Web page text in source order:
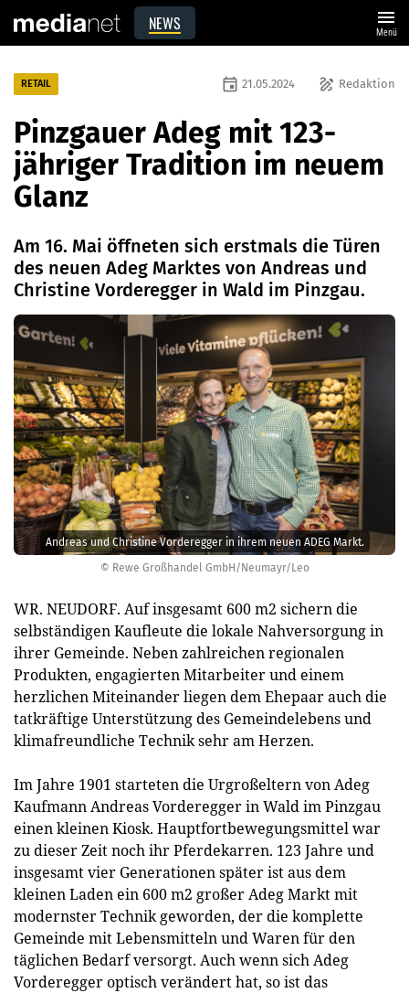
NEWS menu
Menü
© Rewe Großhandel GmbH/Neumayr/Leo
Andreas und Christine Vorderegger in ihrem neuen ADEG Markt.
RETAIL draw Redaktion
event 21.05.2024
Pinzgauer Adeg mit 123-
jähriger Tradition im neuem
Glanz
Am 16. Mai öffneten sich erstmals die Türen
des neuen Adeg Marktes von Andreas und
Christine Vorderegger in Wald im Pinzgau.
WR. NEUDORF. Auf insgesamt 600 m2 sichern die
selbständigen Kaufleute die lokale Nahversorgung in
ihrer Gemeinde. Neben zahlreichen regionalen
Produkten, engagierten Mitarbeiter und einem
herzlichen Miteinander liegen dem Ehepaar auch die
tatkräftige Unterstützung des Gemeindelebens und
klimafreundliche Technik sehr am Herzen.
Im Jahre 1901 starteten die Urgroßeltern von Adeg
Kaufmann Andreas Vorderegger in Wald im Pinzgau
einen kleinen Kiosk. Hauptfortbewegungsmittel war
zu dieser Zeit noch ihr Pferdekarren. 123 Jahre und
insgesamt vier Generationen später ist aus dem
kleinen Laden ein 600 m2 großer Adeg Markt mit
modernster Technik geworden, der die komplette
Gemeinde mit Lebensmitteln und Waren für den
täglichen Bedarf versorgt. Auch wenn sich Adeg
Vorderegger optisch verändert hat, so ist das